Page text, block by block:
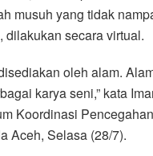
r
e
musuh yang tidak
dilakukan secara virtual.
oleh alam.
karya seni,” kata
Koordinasi
Aceh, Selasa (28/7).